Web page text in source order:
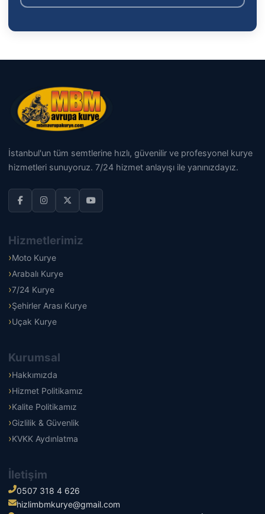
İstanbul'un tüm semtlerine hızlı, güvenilir ve profesyonel kurye
hizmetleri sunuyoruz. 7/24 hizmet anlayışı ile yanınızdayız.
Hizmetlerimiz
Moto Kurye
Arabalı Kurye
7/24 Kurye
Şehirler Arası Kurye
Uçak Kurye
Kurumsal
Hakkımızda
Hizmet Politikamız
Kalite Politikamız
Gizlilik & Güvenlik
KVKK Aydınlatma
İletişim
0507 318 4 626
hizlimbmkurye@gmail.com